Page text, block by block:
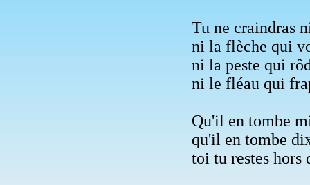
Tu ne craindras
ni la flèche qui
ni la peste qui
ni le fléau qui
Qu'il en tombe
qu'il en tombe
toi tu restes hors